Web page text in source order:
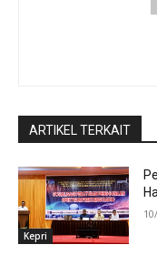
ARTIKEL TERKAIT
Kepri